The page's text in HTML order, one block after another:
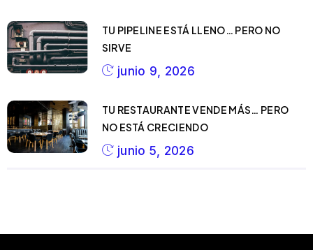
TU PIPELINE ESTÁ LLENO… PERO NO
SIRVE
junio 9, 2026
TU RESTAURANTE VENDE MÁS… PERO
NO ESTÁ CRECIENDO
junio 5, 2026